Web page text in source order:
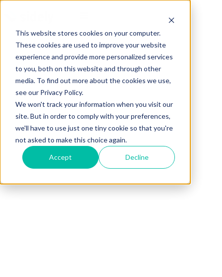
This website stores cookies on your computer.
These cookies are used to improve your website
experience and provide more personalized services
to you, both on this website and through other
media. To find out more about the cookies we use,
see our Privacy Policy.
We won't track your information when you visit our
site. But in order to comply with your preferences,
we'll have to use just one tiny cookie so that you're
not asked to make this choice again.
Accept Decline